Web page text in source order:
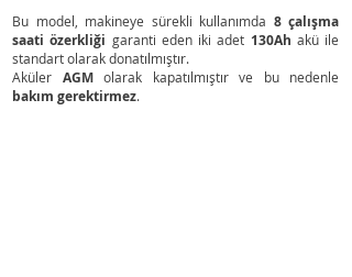
Bu model, makineye sürekli kullanımda 8 çalışma
saati özerkliği garanti eden iki adet 130Ah akü ile
standart olarak donatılmıştır.
Aküler AGMolarak kapatılmıştır ve bu nedenle
bakım gerektirmez.